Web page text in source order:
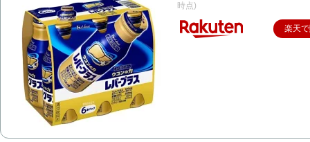
時点)
楽天